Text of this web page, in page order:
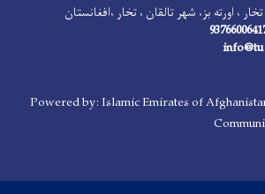
، اورته بز، شهر تالقان ، تخار ،افغانستان
Powered by: Islamic Emirates of